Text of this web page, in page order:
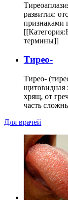
развития:
признаками
термины]]
Тирео-
Тирео-
щитовидная
хрящ, от
часть
Для врачей